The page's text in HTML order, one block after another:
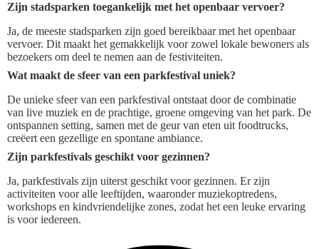
Zijn stadsparken toegankelijk met het openbaar vervoer?
Ja, de meeste stadsparken zijn goed bereikbaar met het openbaar
vervoer. Dit maakt het gemakkelijk voor zowel lokale bewoners als
bezoekers om deel te nemen aan de festiviteiten.
Wat maakt de sfeer van een parkfestival uniek?
De unieke sfeer van een parkfestival ontstaat door de combinatie
van live muziek en de prachtige, groene omgeving van het park. De
ontspannen setting, samen met de geur van eten uit foodtrucks,
creëert een gezellige en spontane ambiance.
Zijn parkfestivals geschikt voor gezinnen?
Ja, parkfestivals zijn uiterst geschikt voor gezinnen. Er zijn
activiteiten voor alle leeftijden, waaronder muziekoptredens,
workshops en kindvriendelijke zones, zodat het een leuke ervaring
is voor iedereen.